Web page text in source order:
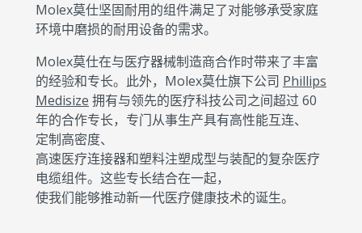
Molex莫仕坚固耐用的组件满足了对能够承受家庭
环境中磨损的耐用设备的需求。
Molex莫仕在与医疗器械制造商合作时带来了丰富
的经验和专长。此外，Molex莫仕旗下公司 Phillips
Medisize 拥有与领先的医疗科技公司之间超过 60
年的合作专长，专门从事生产具有高性能互连、
定制高密度、
高速医疗连接器和塑料注塑成型与装配的复杂医疗
电缆组件。这些专长结合在一起，
使我们能够推动新一代医疗健康技术的诞生。